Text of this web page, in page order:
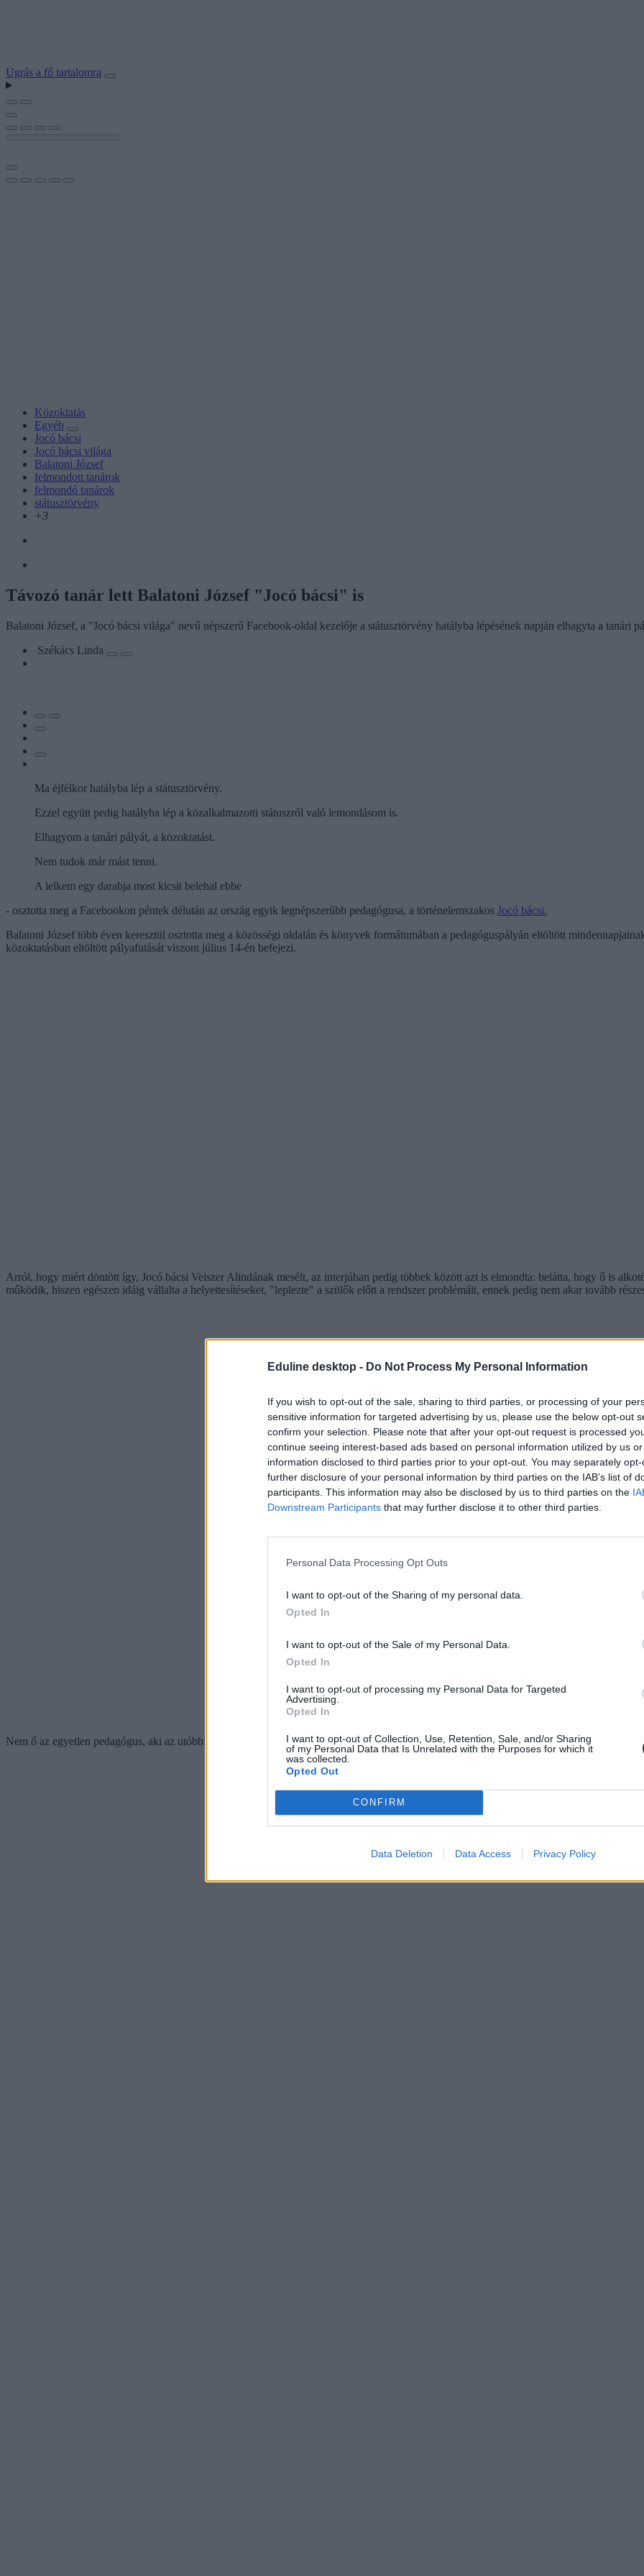
Eduline desktop - Do Not Process My Personal Information
If you wish to opt-out of the sale, sharing to third parties, or processing of your
sensitive information for targeted advertising by us, please use the below opt-out
confirm your selection. Please note that after your opt-out request is processed
continue seeing interest-based ads based on personal information utilized by us
information disclosed to third parties prior to your opt-out. You may separately
further disclosure of your personal information by third parties on the IAB’s list of
participants. This information may also be disclosed by us to third parties on the
Downstream Participants that may further disclose it to other third parties.
Personal Data Processing Opt Outs
I want to opt-out of the Sharing of my personal data.
Opted In
I want to opt-out of the Sale of my Personal Data.
Opted In
I want to opt-out of processing my Personal Data for Targeted
Advertising.
Opted In
I want to opt-out of Collection, Use, Retention, Sale, and/or Sharing
of my Personal Data that Is Unrelated with the Purposes for which it
was collected.
Opted Out
CONFIRM
Data Deletion Data Access Privacy Policy
Ugrás a fő tartalomra
Közoktatás
Egyéb
Jocó bácsi
Jocó bácsi világa
Balatoni József
felmondott tanárok
felmondó tanárok
státusztörvény
+3
Távozó tanár lett Balatoni József "Jocó bácsi" is
Balatoni József, a "Jocó bácsi világa" nevű népszerű Facebook-oldal kezelője a státusztörvény hatályba lépésének napján elhagyta a tanári
Székács Linda
Ma éjfélkor hatályba lép a státusztörvény.
Ezzel együtt pedig hatályba lép a közalkalmazotti státuszról való lemondásom is.
Elhagyom a tanári pályát, a közoktatást.
Nem tudok már mást tenni.
A lelkem egy darabja most kicsit belehal ebbe
- osztotta meg a Facebookon péntek délután az ország egyik legnépszerűbb pedagógusa, a történelemszakos Jocó bácsi.
Balatoni József több éven keresztül osztotta meg a közösségi oldalán és könyvek formátumában a pedagóguspályán eltöltött
közoktatásban eltöltött pályafutását viszont július 14-én befejezi.
Arról, hogy miért döntött így, Jocó bácsi Veiszer Alindának mesélt, az interjúban pedig többek között azt is elmondta: belátta, hogy ő is
működik, hiszen egészen idáig vállalta a helyettesítéseket, "leplezte" a szülők előtt a rendszer problémáit, ennek pedig nem akar tovább
Nem ő az egyetlen pedagógus, aki az utóbbi időben így döntött: sorra hagyják ott a tanári katedrát a főváros mellett számos vidéki